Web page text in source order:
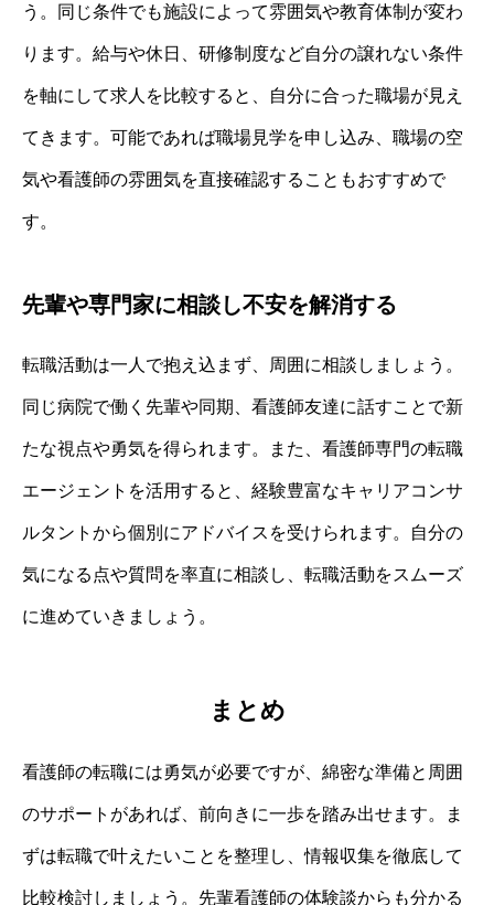
う。同じ条件でも施設によって雰囲気や教育体制が変わ
ります。給与や休日、研修制度など自分の譲れない条件
を軸にして求人を比較すると、自分に合った職場が見え
てきます。可能であれば職場見学を申し込み、職場の空
気や看護師の雰囲気を直接確認することもおすすめで
す。
先輩や専門家に相談し不安を解消する
転職活動は一人で抱え込まず、周囲に相談しましょう。
同じ病院で働く先輩や同期、看護師友達に話すことで新
たな視点や勇気を得られます。また、看護師専門の転職
エージェントを活用すると、経験豊富なキャリアコンサ
ルタントから個別にアドバイスを受けられます。自分の
気になる点や質問を率直に相談し、転職活動をスムーズ
に進めていきましょう。
まとめ
看護師の転職には勇気が必要ですが、綿密な準備と周囲
のサポートがあれば、前向きに一歩を踏み出せます。ま
ずは転職で叶えたいことを整理し、情報収集を徹底して
比較検討しましょう。先輩看護師の体験談からも分かる